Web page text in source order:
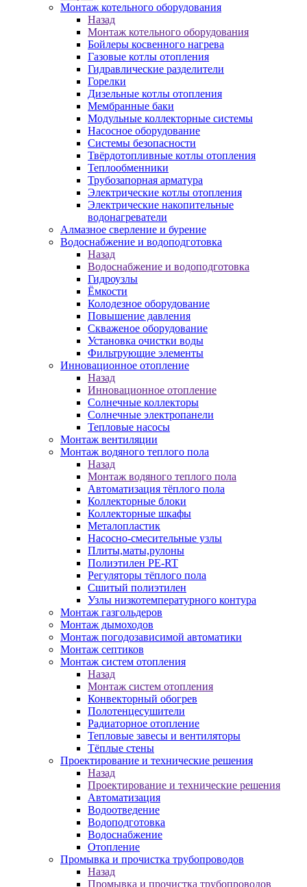
Монтаж котельного оборудования
Назад
Монтаж котельного оборудования
Бойлеры косвенного нагрева
Газовые котлы отопления
Гидравлические разделители
Горелки
Дизельные котлы отопления
Мембранные баки
Модульные коллекторные системы
Насосное оборудование
Системы безопасности
Твёрдотопливные котлы отопления
Теплообменники
Трубозапорная арматура
Электрические котлы отопления
Электрические накопительные
водонагреватели
Алмазное сверление и бурение
Водоснабжение и водоподготовка
Назад
Водоснабжение и водоподготовка
Гидроузлы
Ёмкости
Колодезное оборудование
Повышение давления
Скваженое оборудование
Установка очистки воды
Фильтрующие элементы
Инновационное отопление
Назад
Инновационное отопление
Солнечные коллекторы
Солнечные электропанели
Тепловые насосы
Монтаж вентиляции
Монтаж водяного теплого пола
Назад
Монтаж водяного теплого пола
Автоматизация тёплого пола
Коллекторные блоки
Коллекторные шкафы
Металопластик
Насосно-смесительные узлы
Плиты,маты,рулоны
Полиэтилен PE-RT
Регуляторы тёплого пола
Сшитый полиэтилен
Узлы низкотемпературного контура
Монтаж газгольдеров
Монтаж дымоходов
Монтаж погодозависимой автоматики
Монтаж септиков
Монтаж систем отопления
Назад
Монтаж систем отопления
Конвекторный обогрев
Полотенцесушители
Радиаторное отопление
Тепловые завесы и вентиляторы
Тёплые стены
Проектирование и технические решения
Назад
Проектирование и технические решения
Автоматизация
Водоотведение
Водоподготовка
Водоснабжение
Отопление
Промывка и прочистка трубопроводов
Назад
Промывка и прочистка трубопроводов